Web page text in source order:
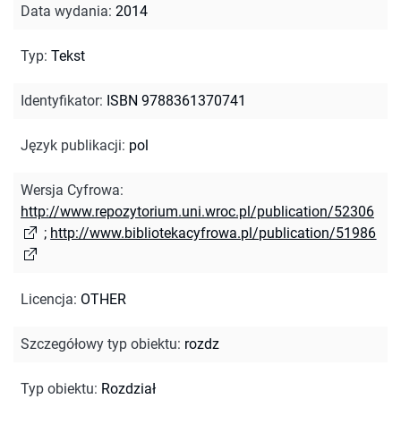
Data wydania: 2014
Typ: Tekst
Identyfikator: ISBN 9788361370741
Język publikacji: pol
Wersja Cyfrowa:
http://www.repozytorium.uni.wroc.pl/publication/52306
; http://www.bibliotekacyfrowa.pl/publication/51986
Licencja: OTHER
Szczegółowy typ obiektu: rozdz
Typ obiektu: Rozdział